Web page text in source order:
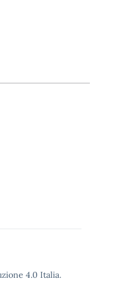
4.0 Italia.